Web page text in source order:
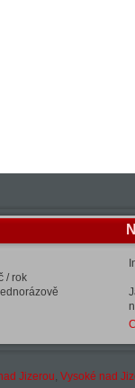
/ rok
Jizerou, Vysoké nad